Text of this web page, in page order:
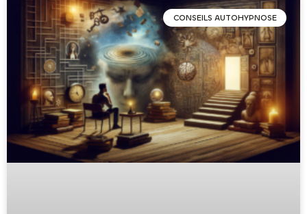
CONSEILS AUTOHYPNOSE